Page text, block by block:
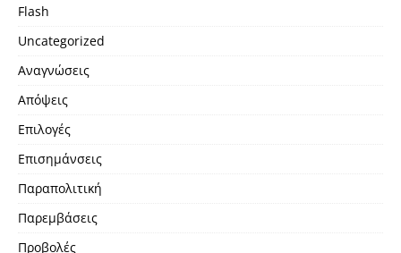
Flash
Uncategorized
Αναγνώσεις
Απόψεις
Επιλογές
Επισημάνσεις
Παραπολιτική
Παρεμβάσεις
Προβολές